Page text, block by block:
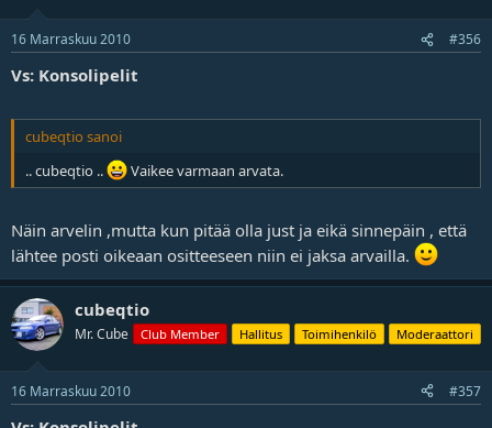
16 Marraskuu 2010 #356
Vs: Konsolipelit
cubeqtio sanoi
.. cubeqtio ..
Vaikee varmaan arvata.
Näin arvelin ,mutta kun pitää olla just ja eikä sinnepäin , että
lähtee posti oikeaan ositteeseen niin ei jaksa arvailla.
cubeqtio
Mr. Cube Club Member Hallitus Toimihenkilö Moderaattori
16 Marraskuu 2010 #357